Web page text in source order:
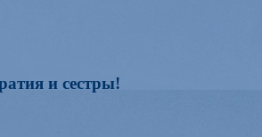
и сестры!